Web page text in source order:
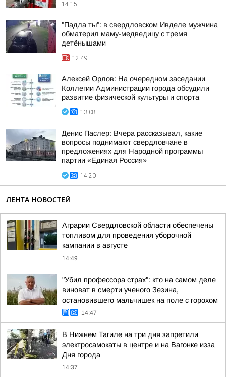
14:15
"Падла ты": в свердловском Ивделе мужчина
обматерил маму-медведицу с тремя
детёнышами
12:49
Алексей Орлов: На очередном заседании
Коллегии Администрации города обсудили
развитие физической культуры и спорта
13:08
Денис Паслер: Вчера рассказывал, какие
вопросы поднимают свердловчане в
предложениях для Народной программы
партии «Единая Россия»
14:20
ЛЕНТА НОВОСТЕЙ
Аграрии Свердловской области обеспечены
топливом для проведения уборочной
кампании в августе
14:49
"Убил профессора страх": кто на самом деле
виноват в смерти ученого Зезина,
остановившего мальчишек на поле с горохом
14:47
В Нижнем Тагиле на три дня запретили
электросамокаты в центре и на Вагонке изза
Дня города
14:37